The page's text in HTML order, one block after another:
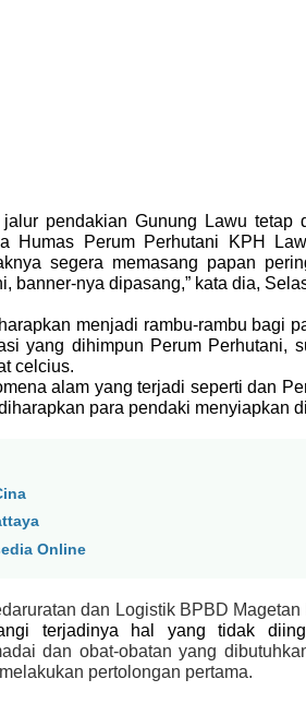
pendakian Gunung Lawu tetap
Humas Perum Perhutani KPH
segera memasang papan
banner-nya dipasang,” kata dia,
menjadi rambu-rambu bagi
yang dihimpun Perum Perhutani,
celcius.
alam yang terjadi seperti dan
para pendaki menyiapkan
Online
dan Logistik BPBD Magetan
terjadinya hal yang tidak
dan obat-obatan yang
pertolongan pertama.